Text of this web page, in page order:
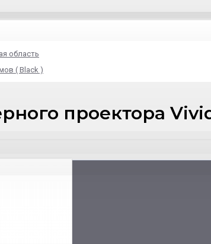
область
( Black )
проектора